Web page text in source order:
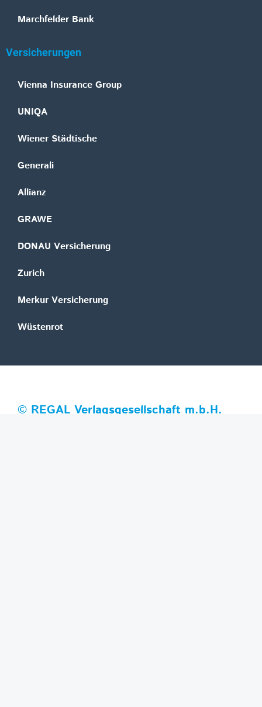
Marchfelder Bank
Versicherungen
Vienna Insurance Group
UNIQA
Wiener Städtische
Generali
Allianz
GRAWE
DONAU Versicherung
Zurich
Merkur Versicherung
Wüstenrot
© REGAL Verlagsgesellschaft m.b.H.